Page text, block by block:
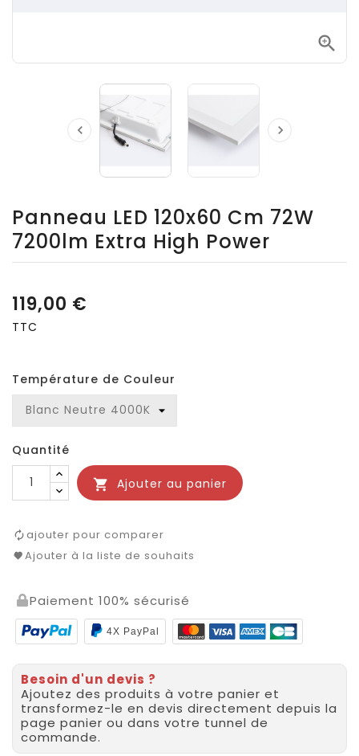

 
Panneau LED 120x60 Cm 72W
7200lm Extra High Power
119,00 €
TTC
Température de Couleur
Quantité
 Ajouter au panier
ajouter pour comparer
Ajouter à la liste de souhaits
Paiement 100% sécurisé
4X PayPal
Besoin d'un devis ?
Ajoutez des produits à votre panier et
transformez-le en devis directement depuis la
page panier ou dans votre tunnel de
commande.